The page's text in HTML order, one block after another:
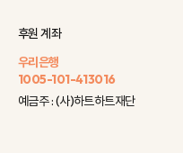
후원 계좌
우리은행
1005-101-413016
예금주 : (사)하트하트재단